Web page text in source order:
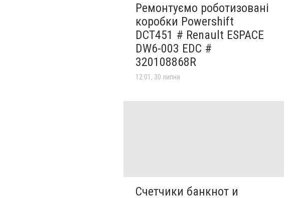
Ремонтуємо роботизовані
коробки Powershift
DCT451 # Renault ESPACE
DW6-003 EDC #
320108868R
12:01, 30 липня
Счетчики банкнот и